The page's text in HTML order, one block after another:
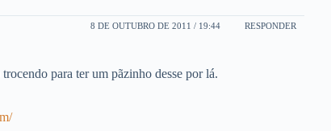
8 DE OUTUBRO DE 2011 / 19:44 RESPONDER
para ter um pãzinho desse por lá.